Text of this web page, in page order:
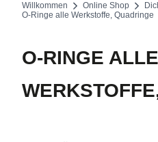
Willkommen Online Shop
O-Ringe alle Werkstoffe, Quadringe
O-RINGE ALLE